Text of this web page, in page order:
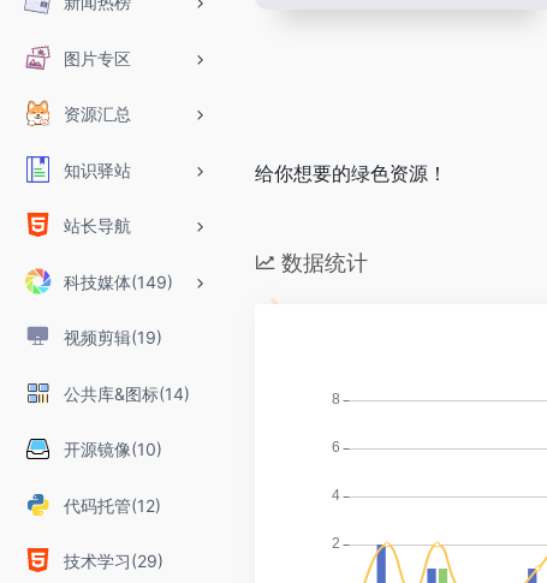
图片专区
资源汇总
知识驿站
站长导航
科技媒体(149)
视频剪辑(19)
公共库&图标(14)
开源镜像(10)
代码托管(12)
技术学习(29)
给你想要的绿色资源！
数据统计